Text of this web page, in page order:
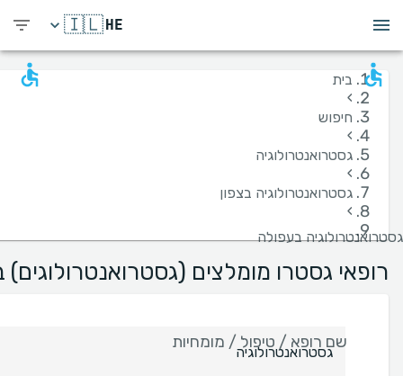
HE
🇮🇱
בית
›
חיפוש
›
גסטרואנטרולוגיה
›
גסטרואנטרולוגיה בצפון
›
גסטרואנטרולוגיה בעפולה
רופאי גסטרו מומלצים
שם רופא / טיפול / מומחיות